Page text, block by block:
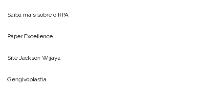
Saiba mais sobre o RPA
Paper Excellence
Site Jackson Wijaya
Gengivoplastia